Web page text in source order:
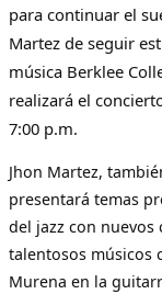
para continuar el
Martez de seguir
música Berklee
realizará el
7:00 p.m.
Jhon Martez,
presentará temas
del jazz con
talentosos músicos
Murena en la